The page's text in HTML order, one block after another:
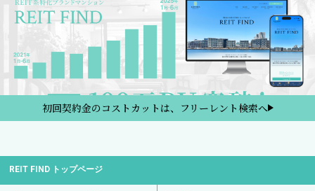
初回契約金のコストカットは、フリーレント検索へ
REIT FIND トップページ